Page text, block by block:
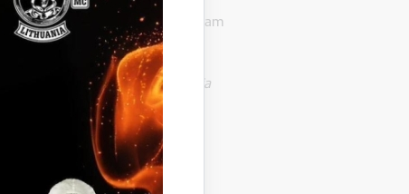
tāpat kā turpinās dzīve un mūžam
Komisijas atbalstu. Šī publikācija
informācijas jebkuru